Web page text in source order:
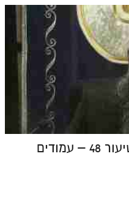
הדף היומי בתע"ס חלק ז' שיעור 48 – עמודים